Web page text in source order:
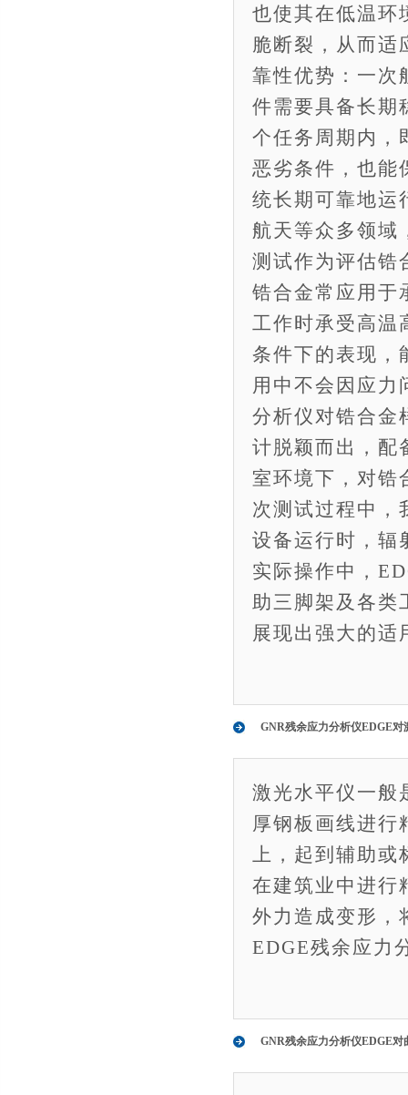
也使其在低温环
脆断裂，从而适
靠性优势：一次
件需要具备长期
个任务周期内，
恶劣条件，也能
统长期可靠地运
航天等众多领域
测试作为评估锆
锆合金常应用于
工作时承受高温
条件下的表现，
用中不会因应力
分析仪对锆合金
计脱颖而出，配
室环境下，对锆
次测试过程中，
设备运行时，辐
实际操作中，
助三脚架及各类
展现出强大的适
GNR残余应力分析仪EDGE对
激光水平仪一般
厚钢板画线进行
上，起到辅助或
在建筑业中进行
外力造成变形，
EDGE残余应力
GNR残余应力分析仪EDGE对